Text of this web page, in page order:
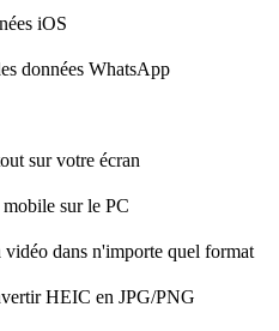
iOS
données WhatsApp
sur votre écran
mobile sur le PC
dans n'importe quel format
HEIC en JPG/PNG